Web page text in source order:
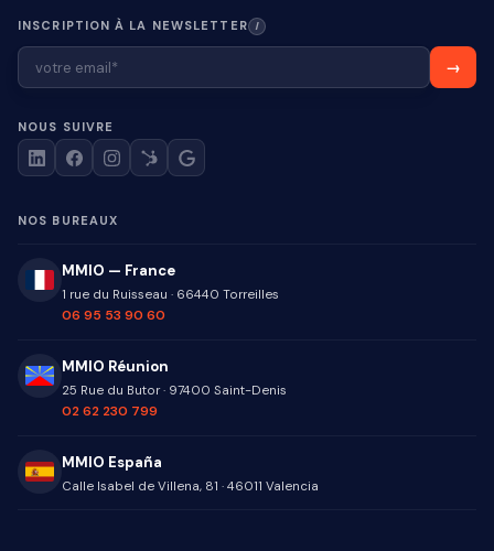
INSCRIPTION À LA NEWSLETTER I
NOUS SUIVRE
NOS BUREAUX
MMIO — France
1 rue du Ruisseau · 66440 Torreilles
06 95 53 90 60
MMIO Réunion
25 Rue du Butor· 97400 Saint-Denis
02 62 230 799
MMIO España
Calle Isabel de Villena, 81 · 46011 Valencia